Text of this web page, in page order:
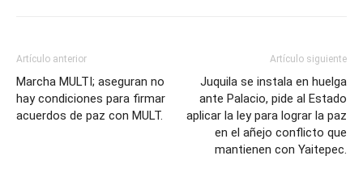
Artículo anterior
Marcha MULTI; aseguran no
hay condiciones para firmar
acuerdos de paz con MULT.
Artículo siguiente
Juquila se instala en huelga
ante Palacio, pide al Estado
aplicar la ley para lograr la paz
en el añejo conflicto que
mantienen con Yaitepec.